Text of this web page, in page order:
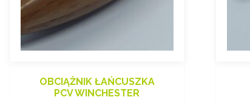
OBCIĄŻNIK ŁAŃCUSZKA
PCV WINCHESTER